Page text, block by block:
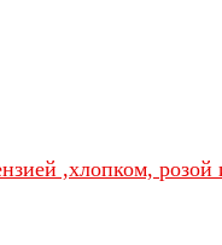
,хлопком, розой